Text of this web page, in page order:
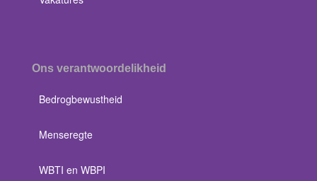
Ons verantwoordelikheid
Bedrogbewustheid
Menseregte
WBTI en WBPI